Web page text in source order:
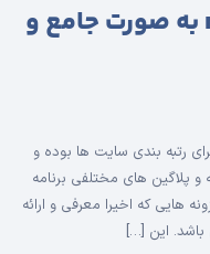
آموزش افزونه rank math به صورت جامع و
رتبه بندی سایت ها بوده و
پلاگین های مختلفی برنامه
هایی که اخیرا معرفی و ارائه